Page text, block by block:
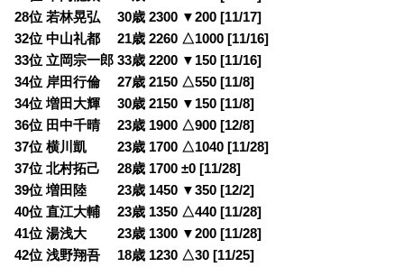
28位 若林晃弘 30歳 2300 ▼200 [11/17]
32位 中山礼都 21歳 2260 △1000 [11/16]
33位 立岡宗一郎 33歳 2200 ▼150 [11/16]
34位 岸田行倫 27歳 2150 △550 [11/8]
34位 増田大輝 30歳 2150 ▼150 [11/8]
36位 田中千晴 23歳 1900 △900 [12/8]
37位 横川凱 23歳 1700 △1040 [11/28]
37位 北村拓己 28歳 1700 ±0 [11/28]
39位 増田陸 23歳 1450 ▼350 [12/2]
40位 直江大輔 23歳 1350 △440 [11/28]
41位 湯浅大 23歳 1300 ▼200 [11/28]
42位 浅野翔吾 18歳 1230 △30 [11/25]